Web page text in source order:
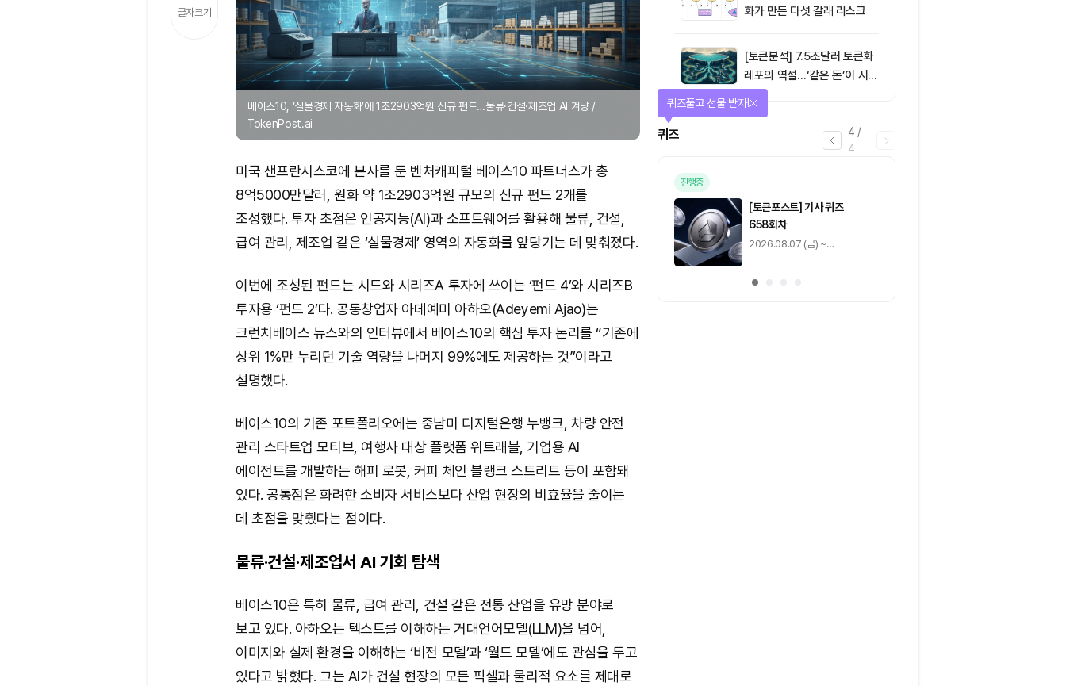
글자크기
베이스10, ‘실물경제 자동화’에 1조2903억원 신규 펀드…물류·건설·제조업 AI 겨냥 /
TokenPost.ai
미국 샌프란시스코에 본사를 둔 벤처캐피털 베이스10 파트너스가 총
8억5000만달러, 원화 약 1조2903억원 규모의 신규 펀드 2개를
조성했다. 투자 초점은 인공지능(AI)과 소프트웨어를 활용해 물류, 건설,
급여 관리, 제조업 같은 ‘실물경제’ 영역의 자동화를 앞당기는 데 맞춰졌다.
이번에 조성된 펀드는 시드와 시리즈A 투자에 쓰이는 ‘펀드 4’와 시리즈B
투자용 ‘펀드 2’다. 공동창업자 아데예미 아하오(Adeyemi Ajao)는
크런치베이스 뉴스와의 인터뷰에서 베이스10의 핵심 투자 논리를 “기존에
상위 1%만 누리던 기술 역량을 나머지 99%에도 제공하는 것”이라고
설명했다.
베이스10의 기존 포트폴리오에는 중남미 디지털은행 누뱅크, 차량 안전
관리 스타트업 모티브, 여행사 대상 플랫폼 위트래블, 기업용 AI
에이전트를 개발하는 해피 로봇, 커피 체인 블랭크 스트리트 등이 포함돼
있다. 공통점은 화려한 소비자 서비스보다 산업 현장의 비효율을 줄이는
데 초점을 맞췄다는 점이다.
물류·건설·제조업서 AI 기회 탐색
베이스10은 특히 물류, 급여 관리, 건설 같은 전통 산업을 유망 분야로
보고 있다. 아하오는 텍스트를 이해하는 거대언어모델(LLM)을 넘어,
이미지와 실제 환경을 이해하는 ‘비전 모델’과 ‘월드 모델’에도 관심을 두고
있다고 밝혔다. 그는 AI가 건설 현장의 모든 픽셀과 물리적 요소를 제대로
화가 만든 다섯 갈래 리스크
[토큰분석] 7.5조달러 토큰화
레포의 역설…‘같은 돈’이 시장
을 건널 수 있는가
4 /
4
퀴즈
퀴즈풀고 선물 받자!
진행중
[토큰포스트] 기사 퀴즈
658회차
2026.08.07 (금) ~